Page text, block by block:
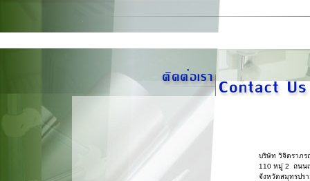
บริษัท วิจิตราภร
110 หมู่ 2 ถนนเ
จังหวัดสมุทรปร